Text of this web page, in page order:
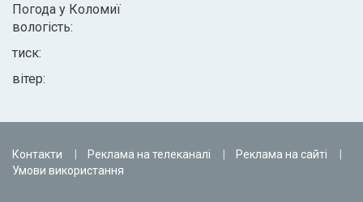
Погода у Коломиї
вологість:
тиск:
вітер:
Контакти Реклама на телеканалі
Реклама на сайті
Умови використання